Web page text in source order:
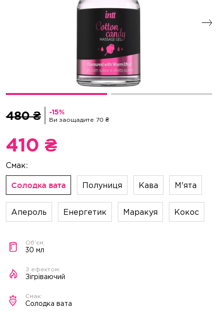
480 ₴ Ви заощадите 70 ₴
410 ₴
30 мл
Зігріваючий
Солодка вата
Солодка вата Полуниця Кава М'ята
Апероль Енергетик Маракуя Кокос